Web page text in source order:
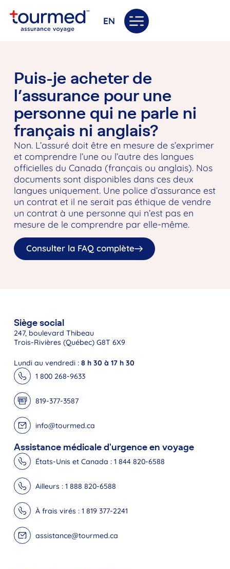
EN
Puis-je acheter de
l’assurance pour une
personne qui ne parle ni
français ni anglais?
Non. L’assuré doit être en mesure de s’exprimer
et comprendre l’une ou l’autre des langues
officielles du Canada (français ou anglais). Nos
documents sont disponibles dans ces deux
langues uniquement. Une police d’assurance est
un contrat et il ne serait pas éthique de vendre
un contrat à une personne qui n’est pas en
mesure de le comprendre par elle-même.
Consulter la FAQ complète
Siège social
247, boulevard Thibeau
Trois-Rivières (Québec) G8T 6X9
Lundi au vendredi : 8 h 30 à 17 h 30
1 800 268-9633
819-377-3587
info@tourmed.ca
Assistance médicale d'urgence en voyage
États-Unis et Canada : 1 844 820-6588
Ailleurs : 1 888 820-6588
À frais virés : 1 819 377-2241
assistance@tourmed.ca